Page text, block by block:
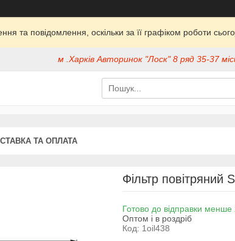
та повідомлення, оскільки за її графіком роботи
м .Харків Авторинок "Лоск" 8 ряд 35-37
ТА ОПЛАТА
Фільтр повітряний
Готово до відправки менше
Оптом і в роздріб
Код: 1oil438